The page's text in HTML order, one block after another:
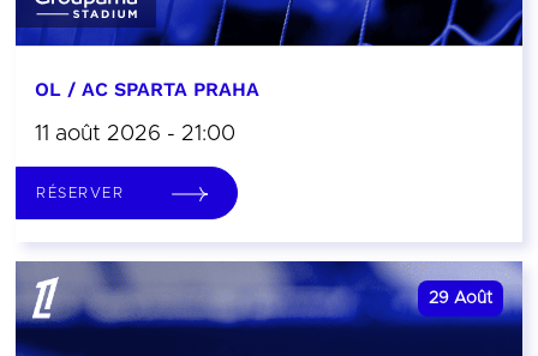
OL / AC SPARTA PRAHA
11 août 2026 - 21:00
RÉSERVER
29 Août